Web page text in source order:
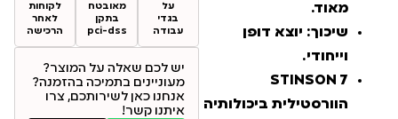
מאוד.
שיכוך: יוצא דופן
וייחודי.
STINSON 7
הוורסטילית ביכולותיה
על
בגדי
עבודה
מאובטח
בתקן
pci-dss
לקוחות
לאחר
הרכישה
יש לכם שאלה על המוצר?
מעוניינים בתמיכה בהזמנה?
אנחנו כאן לשירותכם, צרו
איתנו קשר!